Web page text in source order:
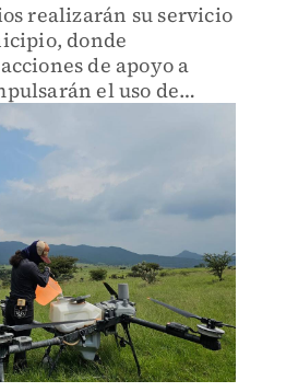
realizarán su servicio
donde
de apoyo a
el uso de
a la agricultura